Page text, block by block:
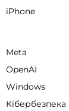
iPhone
Meta
OpenAI
Windows
Кібербезпека